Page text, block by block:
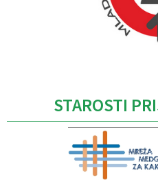
STAROSTI